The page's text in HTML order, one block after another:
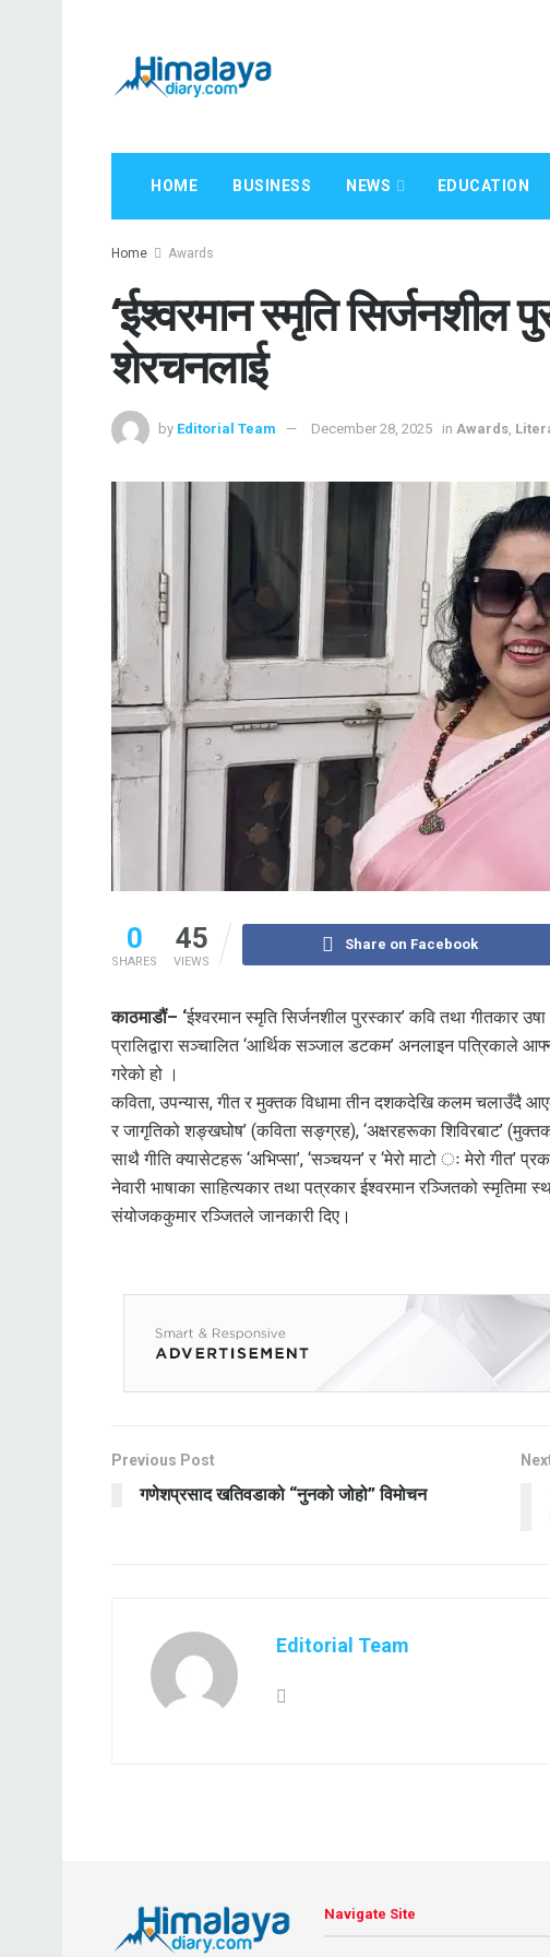
HOME BUSINESS NEWS EDUCATION
Home Awards
‘ईश्वरमान स्मृति सिर्जनशील
शेरचनलाई
by Editorial Team December 28, 2025 in Awards
0
SHARES
45
VIEWS
Share on Facebook
काठमाडौं– ‘ईश्वरमान स्मृति सिर्जनशील पुरस्कार’ कवि तथा गीतकार
प्रालिद्वारा सञ्चालित ‘आर्थिक सञ्जाल डटकम’ अनलाइन पत्रिकाले
गरेको हो ।
कविता, उपन्यास, गीत र मुक्तक विधामा तीन दशकदेखि कलम चलाउँदै
र जागृतिको शङ्खघोष’ (कविता सङ्ग्रह), ‘अक्षरहरूका शिविरबाट’
साथै गीति क्यासेटहरू ‘अभिप्सा’, ‘सञ्चयन’ र ‘मेरो माटो ः मेरो गीत’
नेवारी भाषाका साहित्यकार तथा पत्रकार ईश्वरमान रञ्जितको
संयोजककुमार रञ्जितले जानकारी दिए।
Previous Post
गणेशप्रसाद खतिवडाको “नुनको जोहो” विमोचन
Editorial Team
Navigate Site